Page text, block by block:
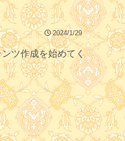
2024/1/29
ツ作成を始めてく